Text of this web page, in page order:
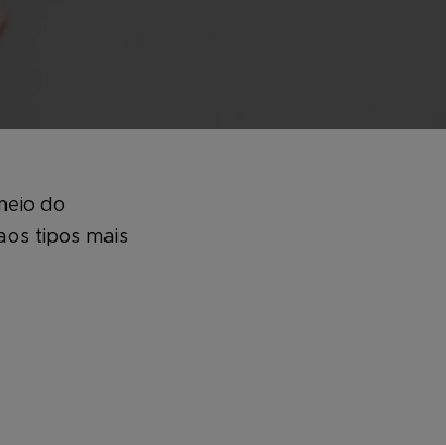
do
tipos mais